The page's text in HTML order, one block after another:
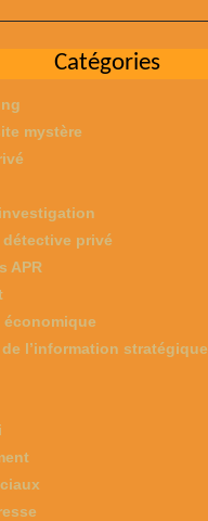
Catégories
mystère
privé
APR
l’information stratégique